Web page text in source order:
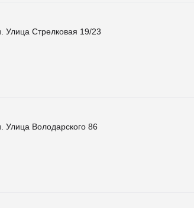
Улица Стрелковая 19/23
Улица Володарского 86